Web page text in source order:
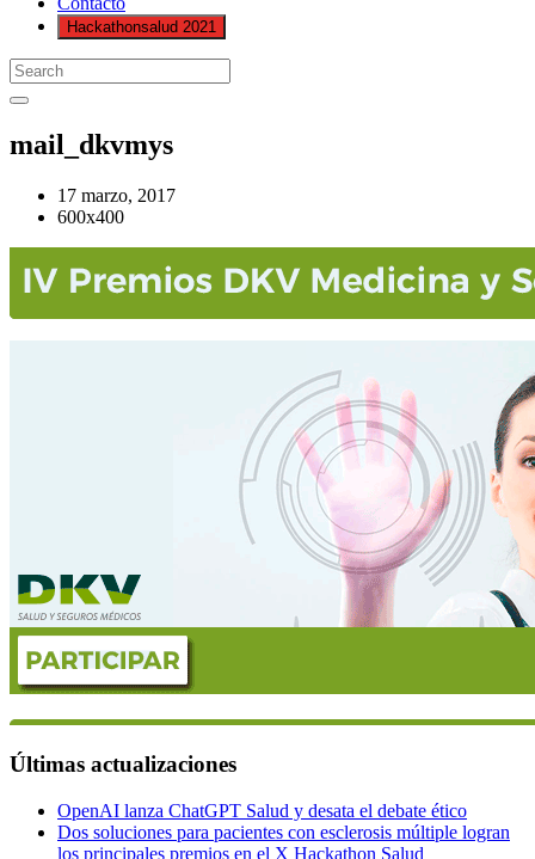
Hackathonsalud 2021
mail_dkvmys
17 marzo, 2017
600x400
Últimas actualizaciones
OpenAI lanza ChatGPT Salud y desata el debate ético
Dos soluciones para pacientes con esclerosis múltiple logran
los principales premios en el X Hackathon Salud